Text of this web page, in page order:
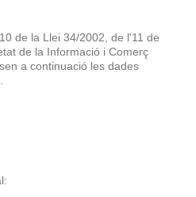
de la Llei 34/2002, de l'11 de
de la Informació i Comerç
a continuació les dades